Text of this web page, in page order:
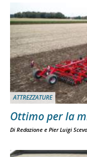
ATTREZZATURE
Ottimo per la
Di Redazione e Pier Luigi